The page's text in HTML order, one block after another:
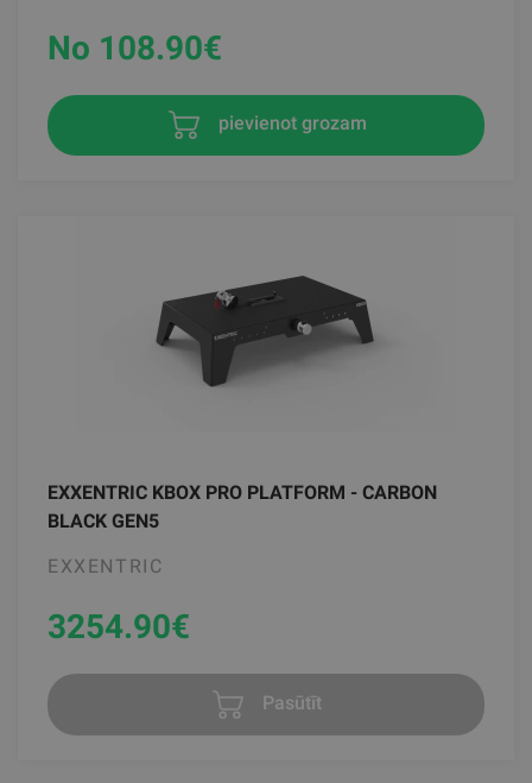
No 108.90€
pievienot grozam
EXXENTRIC KBOX PRO PLATFORM - CARBON
BLACK GEN5
EXXENTRIC
3254.90€
Pasūtīt